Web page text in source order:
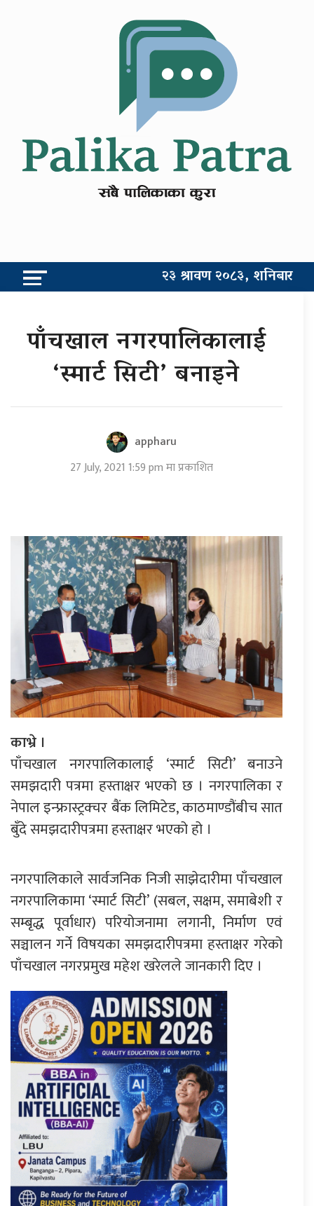
२३ श्रावण २०८३, शनिबार
पाँचखाल नगरपालिकालाई
‘स्मार्ट सिटी’ बनाइने
appharu
27 July, 2021 1:59 pm मा प्रकाशित
काभ्रे ।
पाँचखाल नगरपालिकालाई ‘स्मार्ट सिटी’ बनाउने
समझदारी पत्रमा हस्ताक्षर भएको छ । नगरपालिका र
नेपाल इन्फ्रास्ट्रक्चर बैंक लिमिटेड, काठमाण्डौंबीच सात
बुँदे समझदारीपत्रमा हस्ताक्षर भएको हो ।
नगरपालिकाले सार्वजनिक निजी साझेदारीमा पाँचखाल
नगरपालिकामा ‘स्मार्ट सिटी’ (सबल, सक्षम, समाबेशी र
सम्बृद्ध पूर्वाधार) परियोजनामा लगानी, निर्माण एवं
सञ्चालन गर्ने विषयका समझदारीपत्रमा हस्ताक्षर गरेको
पाँचखाल नगरप्रमुख महेश खरेलले जानकारी दिए ।